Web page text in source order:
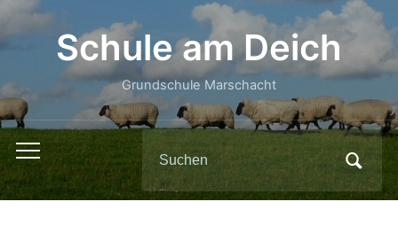
Schule am Deich
Grundschule Marschacht
Toggle
mobile
menu
for: